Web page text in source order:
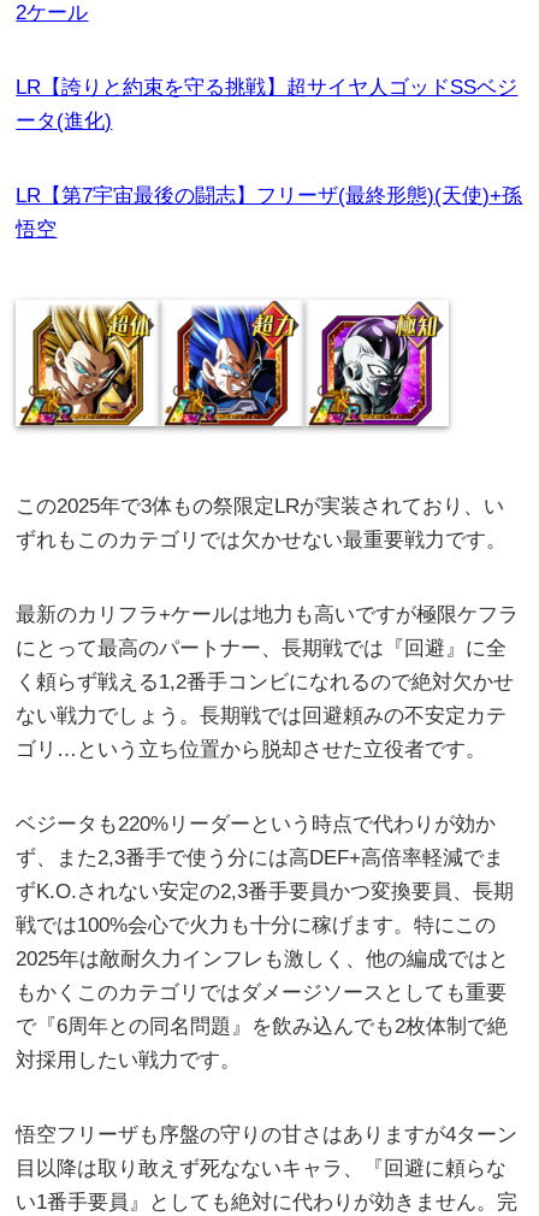
2ケール
LR【誇りと約束を守る挑戦】超サイヤ人ゴッドSSベジ
ータ(進化)
LR【第7宇宙最後の闘志】フリーザ(最終形態)(天使)+孫
悟空
この2025年で3体もの祭限定LRが実装されており、い
ずれもこのカテゴリでは欠かせない最重要戦力です。
最新のカリフラ+ケールは地力も高いですが極限ケフラ
にとって最高のパートナー、長期戦では『回避』に全
く頼らず戦える1,2番手コンビになれるので絶対欠かせ
ない戦力でしょう。長期戦では回避頼みの不安定カテ
ゴリ…という立ち位置から脱却させた立役者です。
ベジータも220%リーダーという時点で代わりが効か
ず、また2,3番手で使う分には高DEF+高倍率軽減でま
ずK.O.されない安定の2,3番手要員かつ変換要員、長期
戦では100%会心で火力も十分に稼げます。特にこの
2025年は敵耐久力インフレも激しく、他の編成ではと
もかくこのカテゴリではダメージソースとしても重要
で『6周年との同名問題』を飲み込んでも2枚体制で絶
対採用したい戦力です。
悟空フリーザも序盤の守りの甘さはありますが4ターン
目以降は取り敢えず死なないキャラ、『回避に頼らな
い1番手要員』としても絶対に代わりが効きません。完